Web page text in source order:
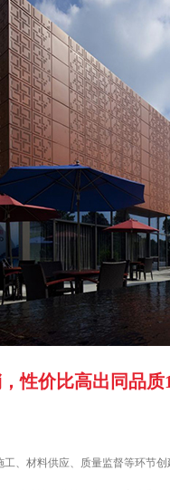
性价比高出同品质
工、材料供应、质量监督等环节